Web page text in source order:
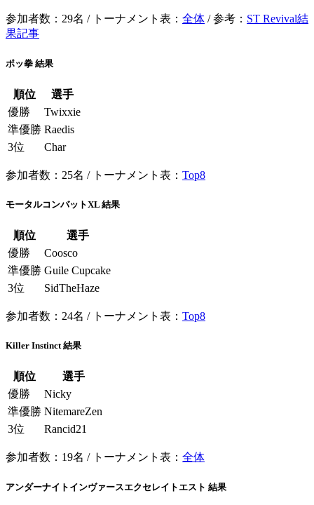
参加者数：29名 / トーナメント表： 全体 / 参考： ST Revival結
果記事
ポッ拳 結果
順位
選手
優勝
Twixxie
準優勝 Raedis
3位
Char
参加者数：25名 / トーナメント表： Top8
モータルコンバットXL 結果
順位
選手
優勝
Coosco
準優勝 Guile Cupcake
3位
SidTheHaze
参加者数：24名 / トーナメント表： Top8
Killer Instinct 結果
順位
選手
優勝
Nicky
準優勝 NitemareZen
3位
Rancid21
参加者数：19名 / トーナメント表： 全体
アンダーナイトインヴァースエクセレイトエスト 結果